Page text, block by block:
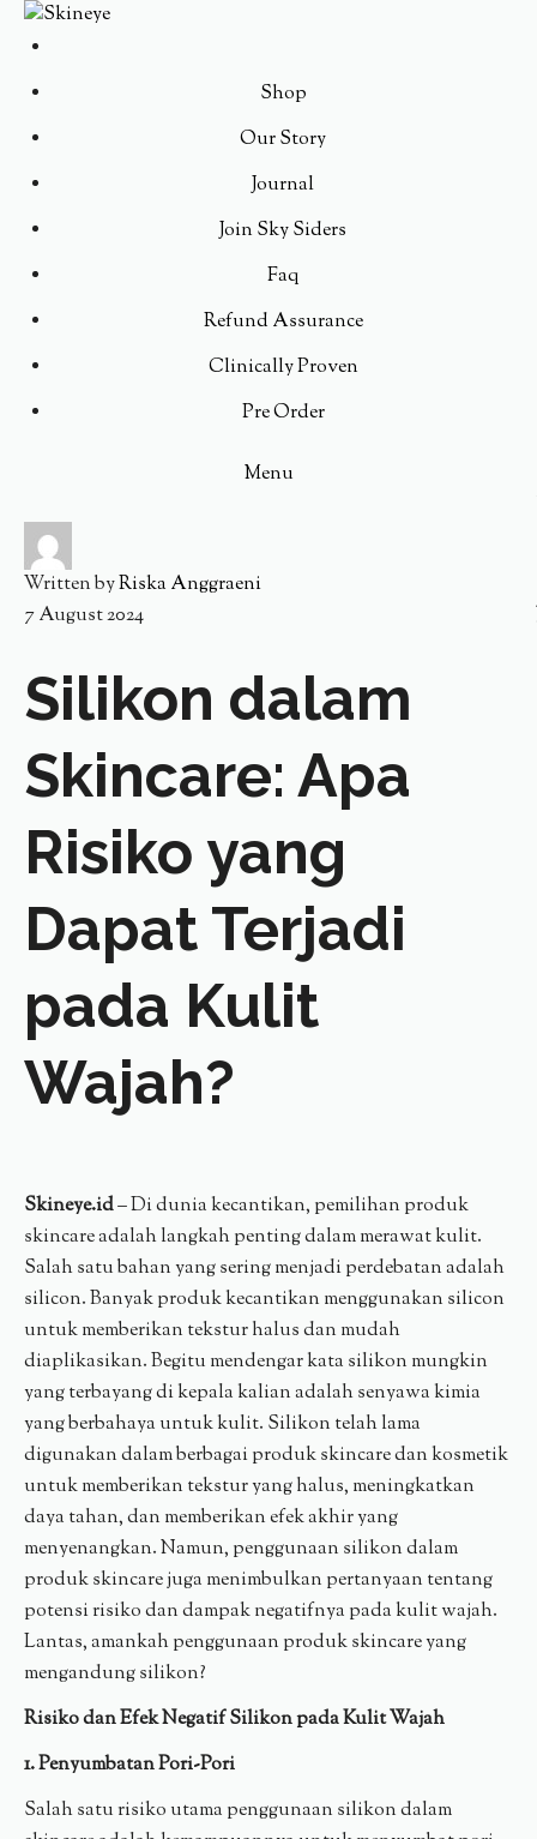
Shop
Our Story
Journal
Join Sky Siders
Faq
Refund Assurance
Clinically Proven
Pre Order
Menu
Written byRiska Anggraeni
7 August 2024
Silikon dalam
Skincare: Apa
Risiko yang
Dapat Terjadi
pada Kulit
Wajah?
Skineye.id– Di dunia kecantikan, pemilihan produk
skincare adalah langkah penting dalam merawat kulit.
Salah satu bahan yang sering menjadi perdebatan adalah
silicon. Banyak produk kecantikan menggunakan silicon
untuk memberikan tekstur halus dan mudah
diaplikasikan. Begitu mendengar kata silikon mungkin
yang terbayang di kepala kalian adalah senyawa kimia
yang berbahaya untuk kulit. Silikon telah lama
digunakan dalam berbagai produk skincare dan kosmetik
untuk memberikan tekstur yang halus, meningkatkan
daya tahan, dan memberikan efek akhir yang
menyenangkan. Namun, penggunaan silikon dalam
produk skincare juga menimbulkan pertanyaan tentang
potensi risiko dan dampak negatifnya pada kulit wajah.
Lantas, amankah penggunaan produk skincare yang
mengandung silikon?
Risiko dan Efek Negatif Silikon pada Kulit Wajah
1. Penyumbatan Pori-Pori
Salah satu risiko utama penggunaan silikon dalam